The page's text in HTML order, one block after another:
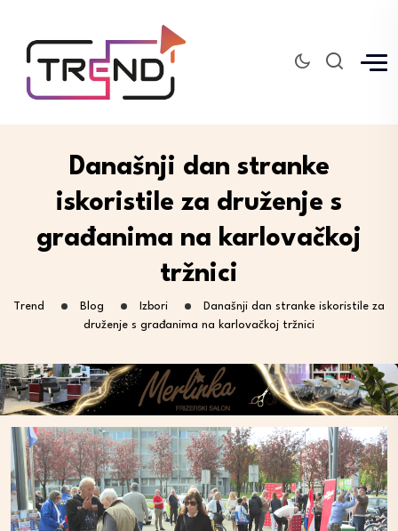
Današnji dan stranke
iskoristile za druženje s
građanima na karlovačkoj
tržnici
Trend Blog Izbori
Današnji dan stranke iskoristile za
druženje s građanima na karlovačkoj tržnici